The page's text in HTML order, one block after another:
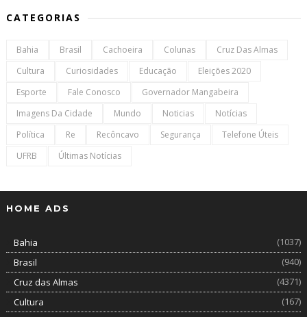
CATEGORIAS
Bahia Brasil Cachoeira Colunas
Cruz Das Almas
Cultura
Curiosidades Educação
Eleições 2020
Esporte
Fale Conosco
Governador Mangabeira
Imagens Da Cidade
Mundo Noticias
Notícias
Política
Re Recôncavo Segurança
Telefone Úteis
UFRB
Últimas Notícias
HOME ADS
Bahia
(1037)
Brasil
(940)
Cruz das Almas
(4371)
Cultura
(167)